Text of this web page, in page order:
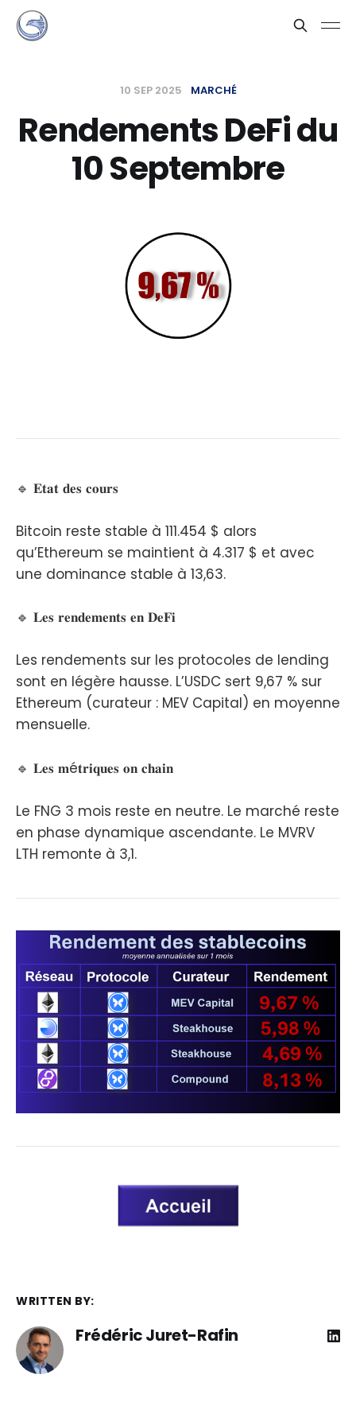
10 SEP 2025 MARCHÉ
Rendements DeFi du
10 Septembre
🔹 𝐄𝐭𝐚𝐭 𝐝𝐞𝐬 𝐜𝐨𝐮𝐫𝐬
Bitcoin reste stable à 111.454 $ alors
qu’Ethereum se maintient à 4.317 $ et avec
une dominance stable à 13,63.
🔹 𝐋𝐞𝐬 𝐫𝐞𝐧𝐝𝐞𝐦𝐞𝐧𝐭𝐬 𝐞𝐧 𝐃𝐞𝐅𝐢
Les rendements sur les protocoles de lending
sont en légère hausse. L’USDC sert 9,67 % sur
Ethereum (curateur : MEV Capital) en moyenne
mensuelle.
🔹 𝐋𝐞𝐬 𝐦é𝐭𝐫𝐢𝐪𝐮𝐞𝐬 𝐨𝐧 𝐜𝐡𝐚𝐢𝐧
Le FNG 3 mois reste en neutre. Le marché reste
en phase dynamique ascendante. Le MVRV
LTH remonte à 3,1.
WRITTEN BY:
Frédéric Juret-Rafin